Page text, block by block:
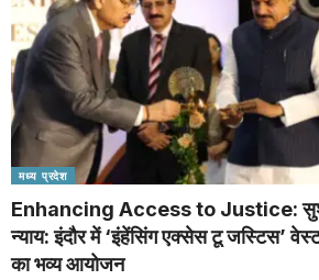
मध्य प्रदेश
Enhancing Access to Justice:
न्याय: इंदौर में ‘इंहेंसिंग एक्सेस टू जस्टिस’
का भव्य आयोजन